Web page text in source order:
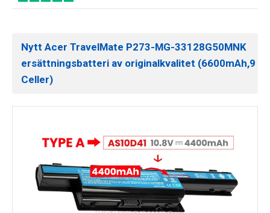
Nytt Acer TravelMate P273-MG-33128G50MNK
ersättningsbatteri av originalkvalitet (6600mAh,9
Celler)